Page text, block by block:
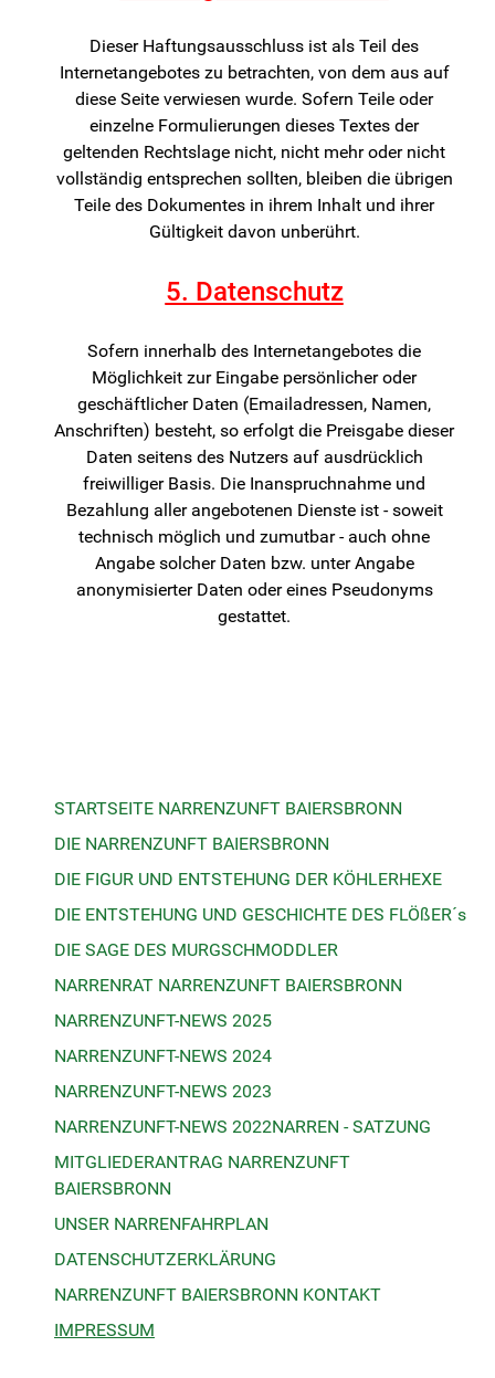
Dieser Haftungsausschluss ist als Teil des
Internetangebotes zu betrachten, von dem aus auf
diese Seite verwiesen wurde. Sofern Teile oder
einzelne Formulierungen dieses Textes der
geltenden Rechtslage nicht, nicht mehr oder nicht
vollständig entsprechen sollten, bleiben die übrigen
Teile des Dokumentes in ihrem Inhalt und ihrer
Gültigkeit davon unberührt.
5. Datenschutz
Sofern innerhalb des Internetangebotes die
Möglichkeit zur Eingabe persönlicher oder
geschäftlicher Daten (Emailadressen, Namen,
Anschriften) besteht, so erfolgt die Preisgabe dieser
Daten seitens des Nutzers auf ausdrücklich
freiwilliger Basis. Die Inanspruchnahme und
Bezahlung aller angebotenen Dienste ist - soweit
technisch möglich und zumutbar - auch ohne
Angabe solcher Daten bzw. unter Angabe
anonymisierter Daten oder eines Pseudonyms
gestattet.
STARTSEITE NARRENZUNFT BAIERSBRONN
DIE NARRENZUNFT BAIERSBRONN
DIE FIGUR UND ENTSTEHUNG DER KÖHLERHEXE
DIE ENTSTEHUNG UND GESCHICHTE DES FLÖßER´s
DIE SAGE DES MURGSCHMODDLER
NARRENRAT NARRENZUNFT BAIERSBRONN
NARRENZUNFT-NEWS 2025
NARRENZUNFT-NEWS 2024
NARRENZUNFT-NEWS 2023
NARRENZUNFT-NEWS 2022NARREN - SATZUNG
MITGLIEDERANTRAG NARRENZUNFT
BAIERSBRONN
UNSER NARRENFAHRPLAN
DATENSCHUTZERKLÄRUNG
NARRENZUNFT BAIERSBRONN KONTAKT
IMPRESSUM